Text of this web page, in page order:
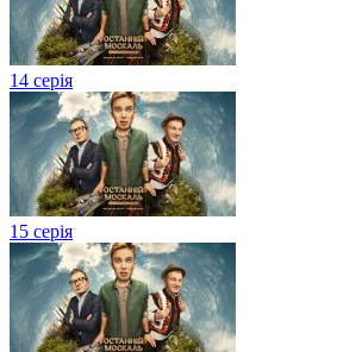
14 серія
15 серія